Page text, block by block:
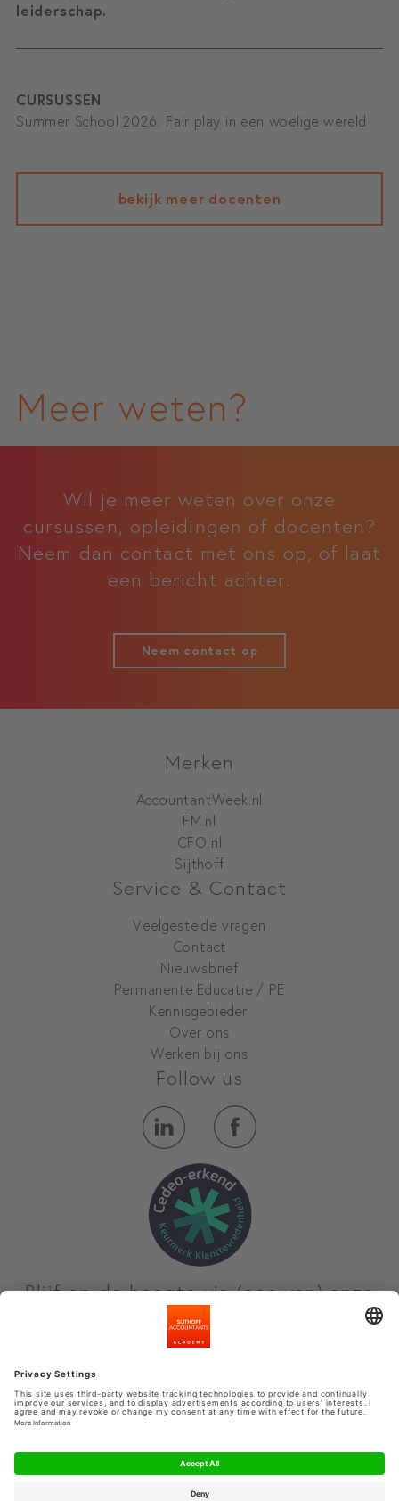
CURSUSSEN
Summer School 2026: Fair play in een woelige wereld
bekijk meer docenten
leiderschap.
Meer weten?
Wil je meer weten over onze
cursussen, opleidingen of docenten?
Neem dan contact met ons op, of laat
een bericht achter.
Neem contact op
Merken
AccountantWeek.nl
FM.nl
CFO.nl
Sijthoff
Service & Contact
Veelgestelde vragen
Contact
Nieuwsbrief
Permanente Educatie / PE
Kennisgebieden
Over ons
Werken bij ons
Follow us
Blijf op de hoogte via (een van) onze
nieuwsbrieven
Privacyinstellingen
Algemene voorwaarden
Privacy Statement